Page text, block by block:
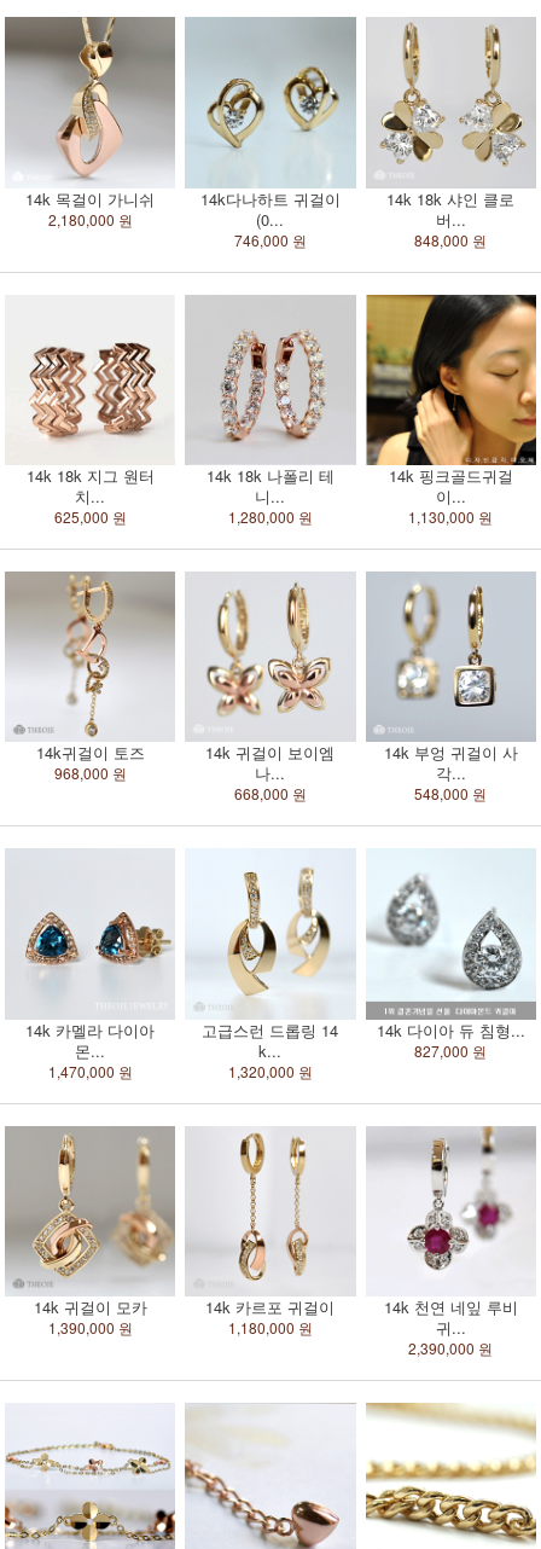
14k 목걸이 가니쉬
2,180,000 원
14k다나하트 귀걸이
(0...
746,000 원
14k 18k 샤인 클로
버...
848,000 원
14k 18k 지그 원터
치...
625,000 원
14k 18k 나폴리 테
니...
1,280,000 원
14k 핑크골드귀걸
이...
1,130,000 원
14k귀걸이 토즈
968,000 원
14k 귀걸이 보이엠
나...
668,000 원
14k 부엉 귀걸이 사
각...
548,000 원
14k 카멜라 다이아
몬...
1,470,000 원
고급스런 드롭링 14
k...
1,320,000 원
14k 다이아 듀 침형...
827,000 원
14k 귀걸이 모카
1,390,000 원
14k 카르포 귀걸이
1,180,000 원
14k 천연 네잎 루비
귀...
2,390,000 원